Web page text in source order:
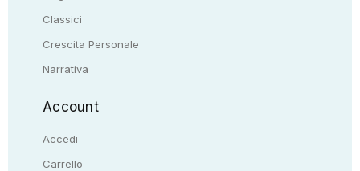
Classici
Crescita Personale
Narrativa
Account
Accedi
Carrello